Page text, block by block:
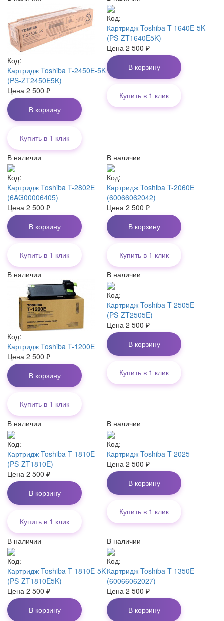
Код:
Картридж Toshiba T-2450E-5K
(PS-ZT2450E5K)
Цена 2 500 ₽
В корзину
Купить в 1 клик
Код:
Картридж Toshiba T-1640E-5K
(PS-ZT1640E5K)
Цена 2 500 ₽
В корзину
Купить в 1 клик
В наличии
Код:
Картридж Toshiba T-2802E
(6AG00006405)
Цена 2 500 ₽
В корзину
Купить в 1 клик
В наличии
Код:
Картридж Toshiba T-2060E
(60066062042)
Цена 2 500 ₽
В корзину
Купить в 1 клик
В наличии
Код:
Картридж Toshiba T-1200E
Цена 2 500 ₽
В корзину
Купить в 1 клик
В наличии
Код:
Картридж Toshiba T-2505E
(PS-ZT2505E)
Цена 2 500 ₽
В корзину
Купить в 1 клик
В наличии
Код:
Картридж Toshiba T-1810E
(PS-ZT1810E)
Цена 2 500 ₽
В корзину
Купить в 1 клик
В наличии
Код:
Картридж Toshiba T-2025
Цена 2 500 ₽
В корзину
Купить в 1 клик
В наличии
Код:
Картридж Toshiba T-1810E-5K
(PS-ZT1810E5K)
Цена 2 500 ₽
В корзину
В наличии
Код:
Картридж Toshiba T-1350E
(60066062027)
Цена 2 500 ₽
В корзину